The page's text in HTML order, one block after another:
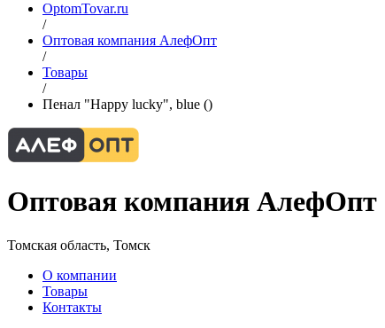
OptomTovar.ru
/
Оптовая компания АлефОпт
/
Товары
/
Пенал "Happy lucky", blue ()
Оптовая компания АлефОпт
Томская область, Томск
О компании
Товары
Контакты